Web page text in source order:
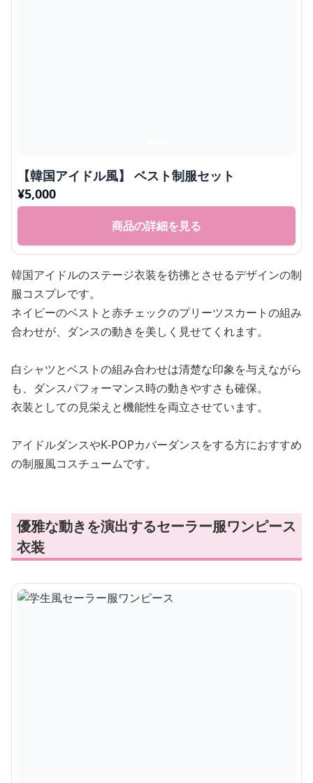
【韓国アイドル風】 ベスト制服セット
¥5,000
商品の詳細を見る
韓国アイドルのステージ衣装を彷彿とさせるデザインの制
服コスプレです。
ネイビーのベストと赤チェックのプリーツスカートの組み
合わせが、ダンスの動きを美しく見せてくれます。
白シャツとベストの組み合わせは清楚な印象を与えながら
も、ダンスパフォーマンス時の動きやすさも確保。
衣装としての見栄えと機能性を両立させています。
アイドルダンスやK-POPカバーダンスをする方におすすめ
の制服風コスチュームです。
優雅な動きを演出するセーラー服ワンピース
衣装